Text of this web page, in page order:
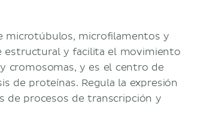
microtúbulos, microfilamentos y
y facilita el movimiento
cromosomas, y es el centro de
de proteínas. Regula la expresión
de procesos de transcripción y